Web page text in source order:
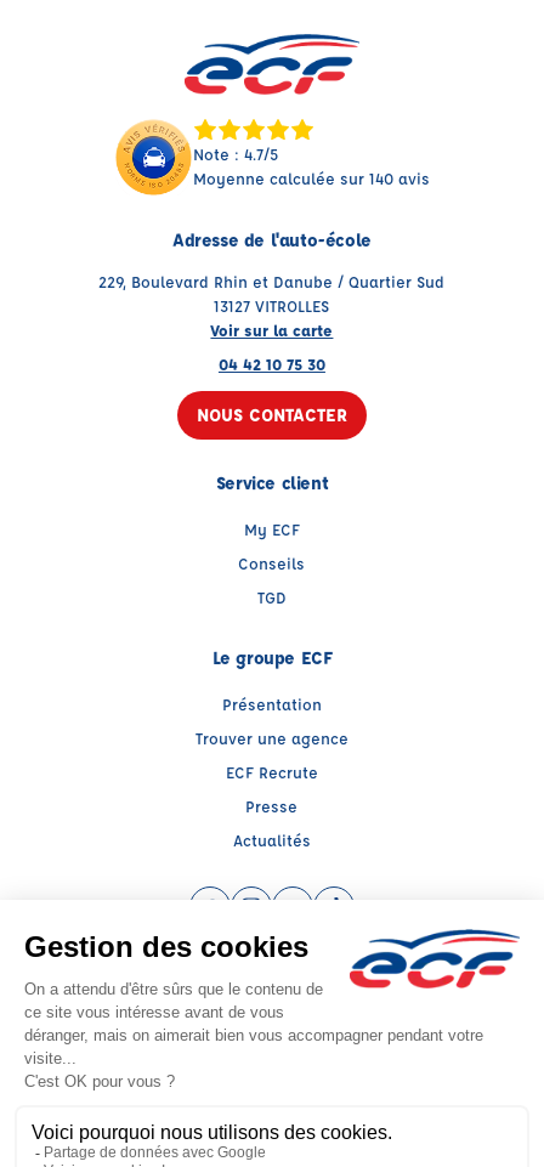
Note : 4.7/5
Moyenne calculée sur 140 avis
Adresse de l'auto-école
229, Boulevard Rhin et Danube / Quartier Sud
13127 VITROLLES
Voir sur la carte
04 42 10 75 30
NOUS CONTACTER
Service client
My ECF
Conseils
TGD
Le groupe ECF
Présentation
Trouver une agence
ECF Recrute
Presse
Actualités
Facebook (nouvelle fenêtre)
Instagram (nouvelle fenêtre)
YouTube (nouvelle fenêtre)
TikTok (nouvelle fenêtre)
Raison sociale : SUD PREVENTION SECURITE GRAND PUBLIC - Capital social:
139239€
SIREN: 814514188 - Numéro de TVA intracommunautaire: FR56814514188
Agrément n°E0301361450